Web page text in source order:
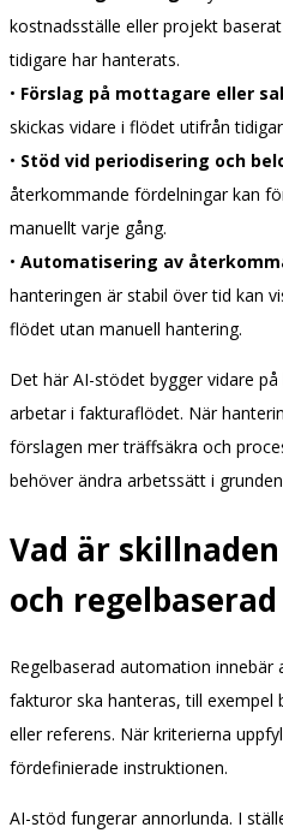
kostnadsställe eller projekt
tidigare har hanterats.
• Förslag på mottagare eller
skickas vidare i flödet utifrån
• Stöd vid periodisering och
återkommande fördelningar kan
manuellt varje gång.
• Automatisering av
hanteringen är stabil över tid kan
flödet utan manuell hantering.
Det här AI-stödet bygger vidare
arbetar i fakturaflödet. När
förslagen mer träffsäkra och
behöver ändra arbetssätt i
Vad är
och
Regelbaserad automation
fakturor ska hanteras, till exempel
eller referens. När kriterierna
fördefinierade instruktionen.
AI-stöd fungerar annorlunda. I